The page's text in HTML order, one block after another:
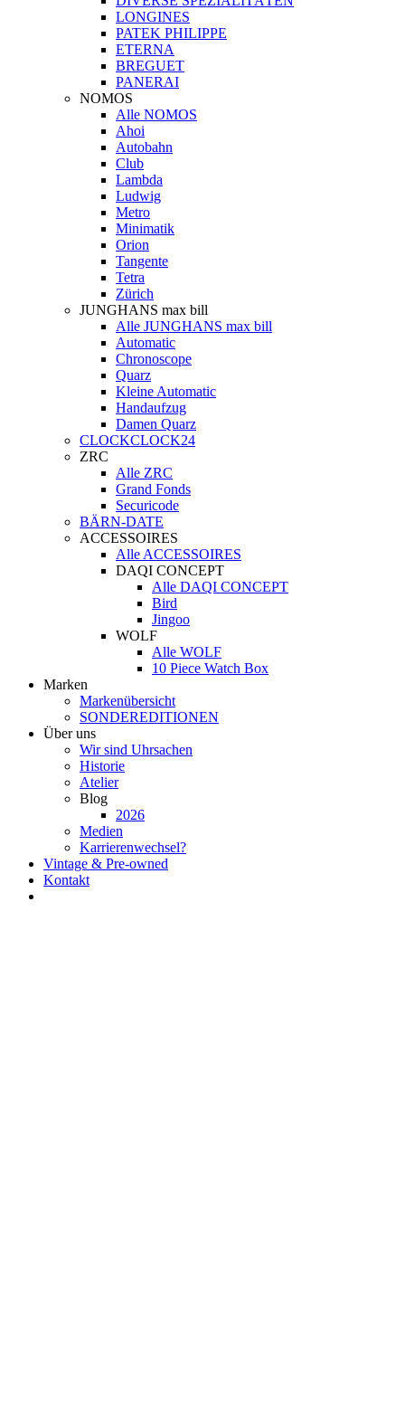
LONGINES
PATEK PHILIPPE
ETERNA
BREGUET
PANERAI
NOMOS
Alle NOMOS
Ahoi
Autobahn
Club
Lambda
Ludwig
Metro
Minimatik
Orion
Tangente
Tetra
Zürich
JUNGHANS max bill
Alle JUNGHANS max bill
Automatic
Chronoscope
Quarz
Kleine Automatic
Handaufzug
Damen Quarz
CLOCKCLOCK24
ZRC
Alle ZRC
Grand Fonds
Securicode
BÄRN-DATE
ACCESSOIRES
Alle ACCESSOIRES
DAQI CONCEPT
Alle DAQI CONCEPT
Bird
Jingoo
WOLF
Alle WOLF
10 Piece Watch Box
Marken
Markenübersicht
SONDEREDITIONEN
Über uns
Wir sind Uhrsachen
Historie
Atelier
Blog
2026
Medien
Karrierenwechsel?
Vintage & Pre-owned
Kontakt